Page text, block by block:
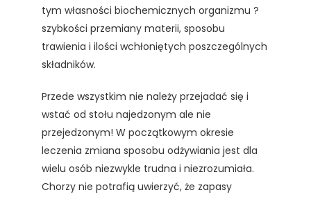
tym własności biochemicznych organizmu ?
szybkości przemiany materii, sposobu
trawienia i ilości wchłoniętych poszczególnych
składników.
Przede wszystkim nie należy przejadać się i
wstać od stołu najedzonym ale nie
przejedzonym! W początkowym okresie
leczenia zmiana sposobu odżywiania jest dla
wielu osób niezwykle trudna i niezrozumiała.
Chorzy nie potrafią uwierzyć, że zapasy